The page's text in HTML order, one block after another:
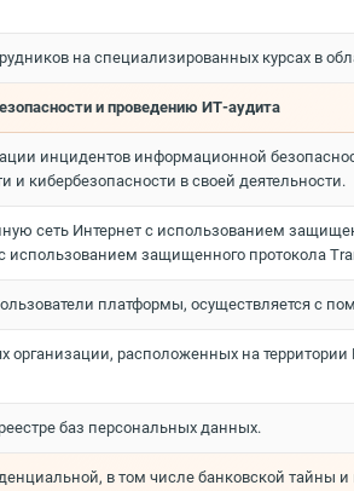
на специализированных курсах в
и проведению ИТ-аудита
информационной
кибербезопасности в своей деятельности.
сеть Интернет с использованием
защищенного протокола
платформы, осуществляется с
расположенных на
баз персональных данных.
в том числе банковской тайны и